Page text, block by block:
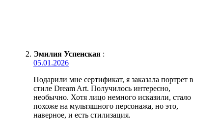
Эмилия Успенская :
05.01.2026
Подарили мне сертификат, я заказала портрет в
стиле Dream Art. Получилось интересно,
необычно. Хотя лицо немного исказили, стало
похоже на мультяшного персонажа, но это,
наверное, и есть стилизация.